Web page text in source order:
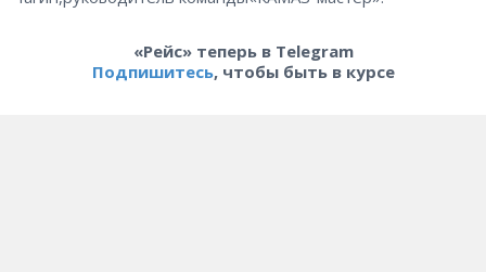
«Рейс» теперь в Telegram
Подпишитесь, чтобы быть в курсе